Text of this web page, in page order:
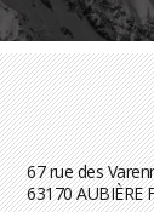
67 rue des
63170 AUBIÈRE